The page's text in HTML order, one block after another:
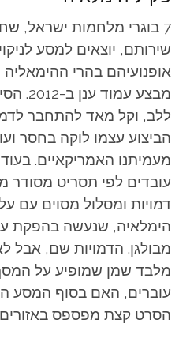
7 בוגרי מלחמות ישראל,
שירותם, יוצאים למסע
אופנועיהם בהרי ההימאליה
מבצע
ללב, וקל מאד להתחבר
הביצוע עצמו לוקה בחסר
מעמיתנו האמריקאיים.
עובדים לפי תסריט מסודר
דמויות ומסלול מסוים עם
מבולגן. הדמויות שם, אבל
מלבד שמן שמופיע על
עוברים, האם בסוף המסע
הסרט קצת מפספס